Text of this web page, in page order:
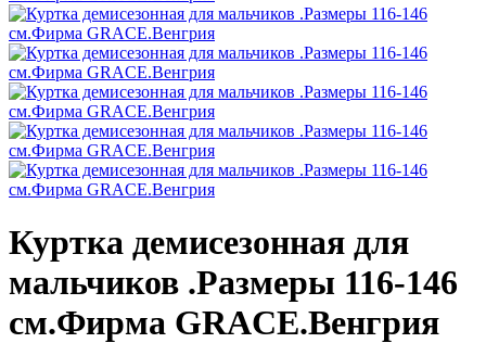
Куртка демисезонная для
мальчиков .Размеры 116-146
см.Фирма GRACE.Венгрия